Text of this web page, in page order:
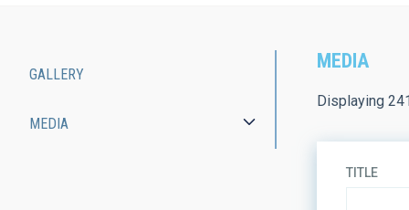
MEDIA
Displaying
TITLE
navigation
GALLERY
MEDIA